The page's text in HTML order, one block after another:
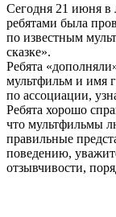
Сегодня 21 июня в
ребятами была
по известным
сказке».
Ребята
мультфильм и имя
по ассоциации,
Ребята хорошо
что мультфильмы
правильные
поведению,
отзывчивости,